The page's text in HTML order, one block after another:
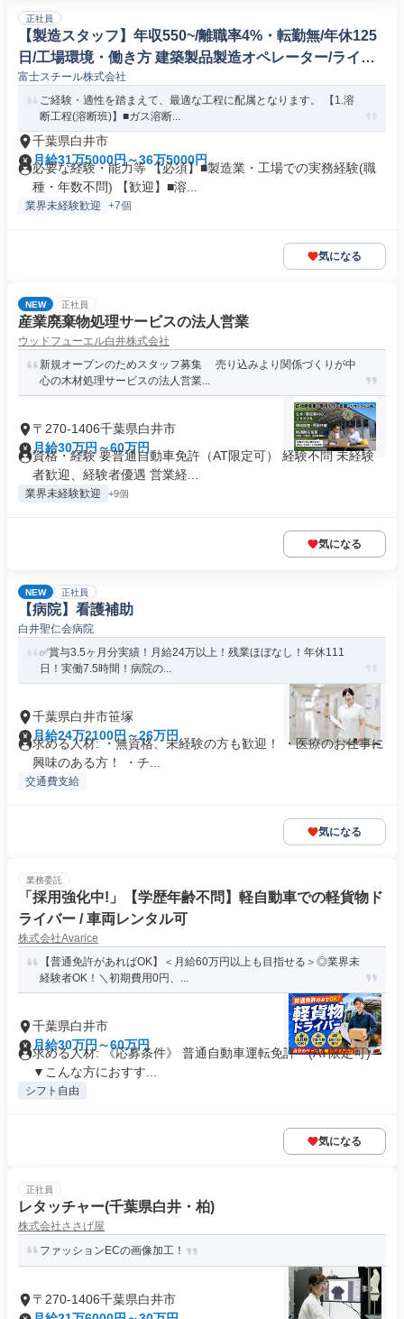
正社員
【製造スタッフ】年収550~/離職率4%・転勤無/年休125
日/工場環境・働き方 建築製品製造オペレーター/ライン
マネージャー
富士スチール株式会社
ご経験・適性を踏まえて、最適な工程に配属となります。 【1.溶
断工程(溶断班)】■ガス溶断...
千葉県白井市
月給31万5000円～36万5000円
必要な経験・能力等 【必須】■製造業・工場での実務経験(職
種・年数不問) 【歓迎】■溶...
業界未経験歓迎 +7個
気になる
NEW 正社員
産業廃棄物処理サービスの法人営業
ウッドフューエル白井株式会社
新規オープンのためスタッフ募集 売り込みより関係づくりが中
心の木材処理サービスの法人営業...
〒270-1406千葉県白井市
月給30万円～60万円
資格・経験 要普通自動車免許（AT限定可） 経験不問 未経験
者歓迎、経験者優遇 営業経...
業界未経験歓迎 +9個
気になる
NEW 正社員
【病院】看護補助
白井聖仁会病院
✅賞与3.5ヶ月分実績！月給24万以上！残業ほぼなし！年休111
日！実働7.5時間！病院の...
千葉県白井市笹塚
月給24万2100円～26万円
求める人材: ・無資格、未経験の方も歓迎！ ・医療のお仕事に
興味のある方！ ・チ...
交通費支給
気になる
業務委託
「採用強化中!」【学歴年齢不問】軽自動車での軽貨物ド
ライバー / 車両レンタル可
株式会社Avarice
【普通免許があればOK】＜月給60万円以上も目指せる＞◎業界未
経験者OK！＼初期費用0円、...
千葉県白井市
月給30万円～60万円
求める人材: 《応募条件》 普通自動車運転免許 (AT限定可)
▼こんな方におすす...
シフト自由
気になる
正社員
レタッチャー(千葉県白井・柏)
株式会社ささげ屋
ファッションECの画像加工！
〒270-1406千葉県白井市